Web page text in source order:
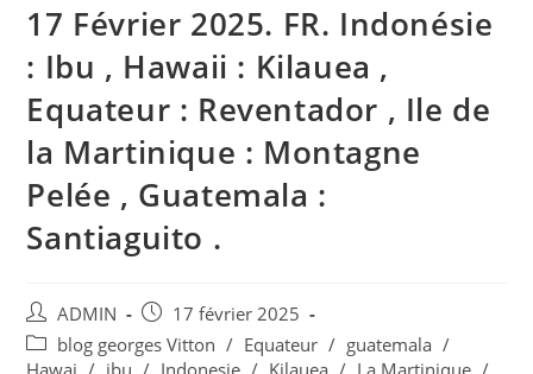
17 Février 2025. FR. Indonésie
: Ibu , Hawaii : Kilauea ,
Equateur : Reventador , Ile de
la Martinique : Montagne
Pelée , Guatemala :
Santiaguito .
Auteur/autrice
de
la
ADMIN
Publication
publiée :
17 février 2025
Post
category:
blog georges Vitton / Equateur / guatemala /